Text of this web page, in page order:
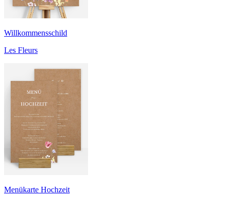
Willkommensschild
Les Fleurs
Menükarte Hochzeit